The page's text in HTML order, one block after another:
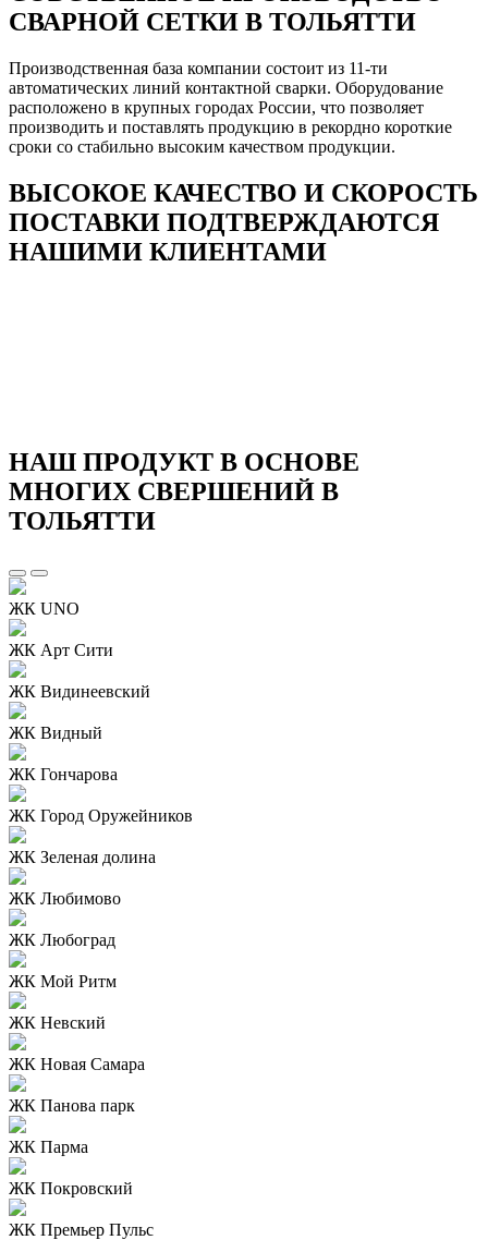
СВАРНОЙ СЕТКИ В ТОЛЬЯТТИ
Производственная база компании состоит из 11-ти
автоматических линий контактной сварки. Оборудование
расположено в крупных городах России, что позволяет
производить и поставлять продукцию в рекордно короткие
сроки со стабильно высоким качеством продукции.
ВЫСОКОЕ КАЧЕСТВО И СКОРОСТЬ
ПОСТАВКИ ПОДТВЕРЖДАЮТСЯ
НАШИМИ КЛИЕНТАМИ
НАШ ПРОДУКТ В ОСНОВЕ
МНОГИХ СВЕРШЕНИЙ В
ТОЛЬЯТТИ
ЖК UNO
ЖК Арт Сити
ЖК Видинеевский
ЖК Видный
ЖК Гончарова
ЖК Город Оружейников
ЖК Зеленая долина
ЖК Любимово
ЖК Любоград
ЖК Мой Ритм
ЖК Невский
ЖК Новая Самара
ЖК Панова парк
ЖК Парма
ЖК Покровский
ЖК Премьер Пульс